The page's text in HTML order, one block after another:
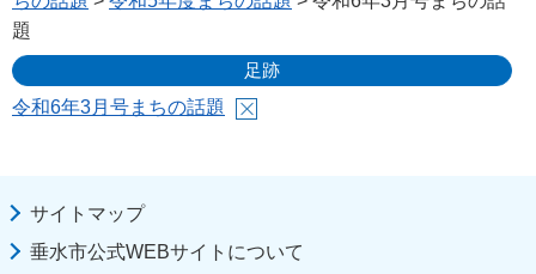
題
足跡
令和6年3月号まちの話題
サイトマップ
垂水市公式WEBサイトについて